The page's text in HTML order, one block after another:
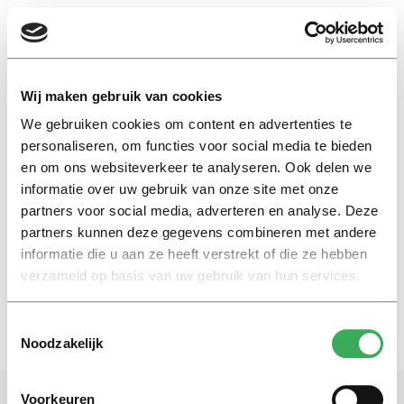
Wij maken gebruik van cookies
We gebruiken cookies om content en advertenties te
personaliseren, om functies voor social media te bieden
en om ons websiteverkeer te analyseren. Ook delen we
informatie over uw gebruik van onze site met onze
partners voor social media, adverteren en analyse. Deze
partners kunnen deze gegevens combineren met andere
informatie die u aan ze heeft verstrekt of die ze hebben
verzameld op basis van uw gebruik van hun services.
Noodzakelijk
Voorkeuren
EN
pim fortuijn
Nieuws
‘Volkert-docent’ krijgt tweede
kans van Universiteit Utrecht
10 april 2019